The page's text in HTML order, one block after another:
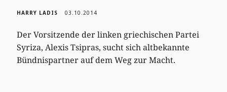
HARRY LADIS 03.10.2014
Der Vorsitzende der linken griechischen Partei
Syriza, Alexis Tsipras, sucht sich altbekannte
Bündnispartner auf dem Weg zur Macht.